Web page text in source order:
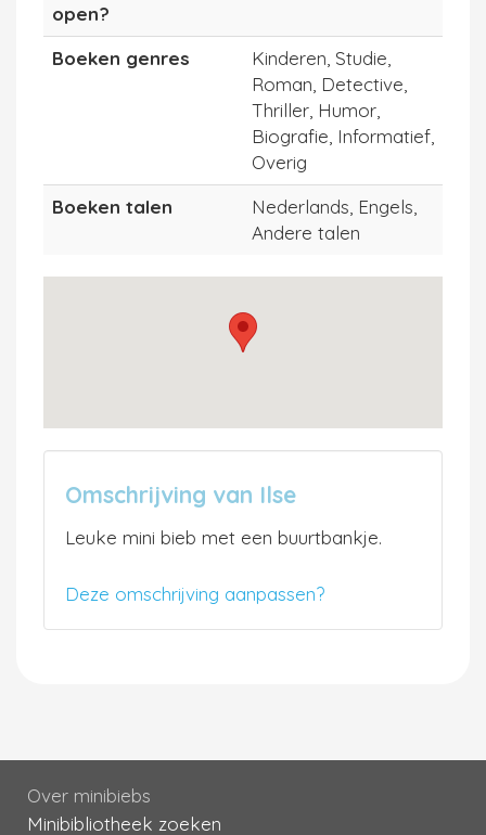
open?
Boeken genres
Kinderen, Studie,
Roman, Detective,
Thriller, Humor,
Biografie, Informatief,
Overig
Boeken talen
Nederlands, Engels,
Andere talen
Omschrijving van Ilse
Leuke mini bieb met een buurtbankje.
Deze omschrijving aanpassen?
Over minibiebs
Minibibliotheek zoeken